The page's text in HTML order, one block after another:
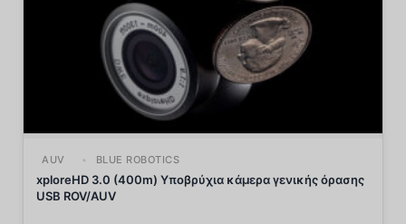
AUV BLUE ROBOTICS
xploreHD 3.0 (400m) Υποβρύχια κάμερα γενικής όρασης
USB ROV/AUV